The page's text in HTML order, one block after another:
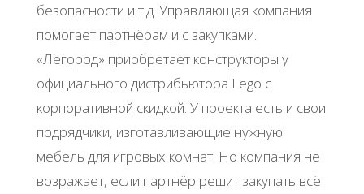
безопасности и т.д. Управляющая компания
помогает партнёрам и с закупками.
«Легород» приобретает конструкторы у
официального дистрибьютора Lego с
корпоративной скидкой. У проекта есть и свои
подрядчики, изготавливающие нужную
мебель для игровых комнат. Но компания не
возражает, если партнёр решит закупать всё